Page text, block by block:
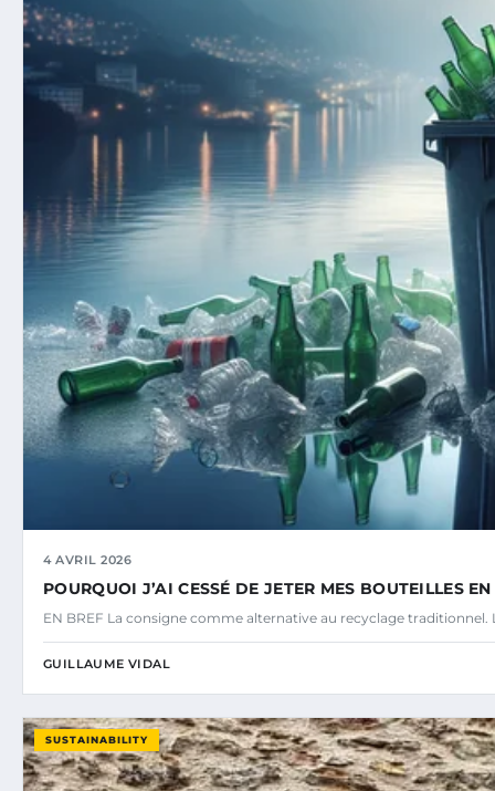
4 AVRIL 2026
POURQUOI J’AI CESSÉ DE JETER MES BOUTEILLES
EN BREF La consigne comme alternative au recyclage traditionnel.
GUILLAUME VIDAL
SUSTAINABILITY